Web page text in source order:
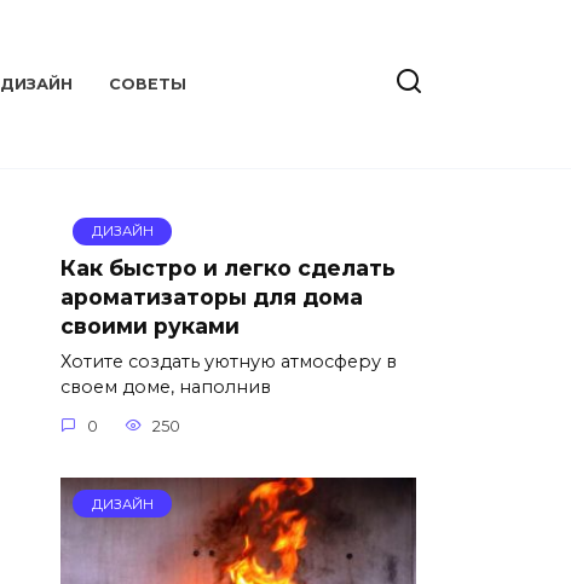
ДИЗАЙН СОВЕТЫ
ДИЗАЙН
Как быстро и легко сделать
ароматизаторы для дома
своими руками
Хотите создать уютную атмосферу в
своем доме, наполнив
0 250
ДИЗАЙН